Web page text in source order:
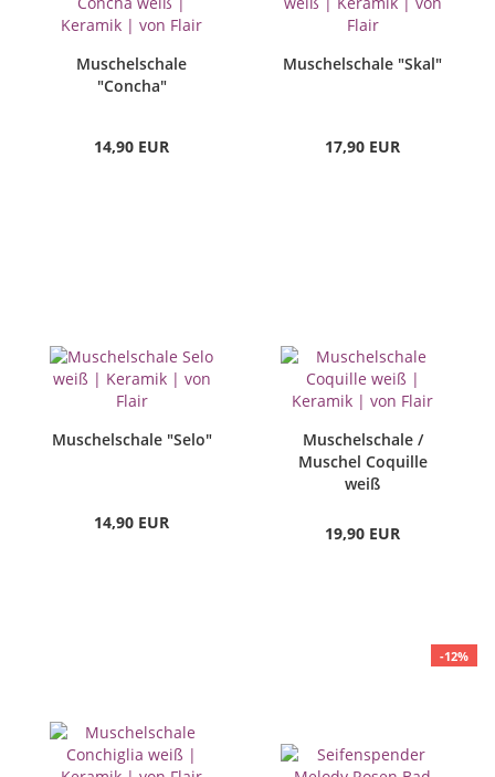
Muschelschale
"Concha"
14,90 EUR
Muschelschale "Skal"
17,90 EUR
Muschelschale "Selo"
14,90 EUR
Muschelschale /
Muschel Coquille
weiß
19,90 EUR
-12%